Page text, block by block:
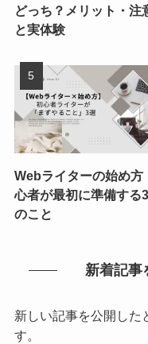
どっち？メリット・注
と実体験
Webライターの始め方
心者が最初に準備する
のこと
新着記事
新しい記事を公開した
す。